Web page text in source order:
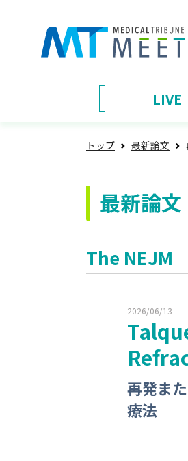
LIVE
トップ 最新論文
最新論文
The NEJM
2026/06/13
再発ま
療法